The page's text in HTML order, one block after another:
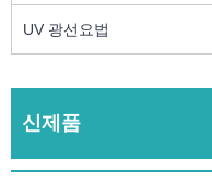
UV 광선요법
신제품